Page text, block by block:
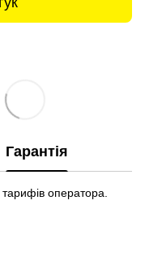
Гарантія
оператора.